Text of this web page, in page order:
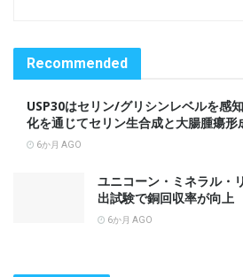
Recommended
USP30はセリン/グリシンレベルを感
化を通じてセリン生合成と大腸腫瘍形
6か月 AGO
ユニコーン・ミネラル・
出試験で銅回収率が向上
6か月 AGO